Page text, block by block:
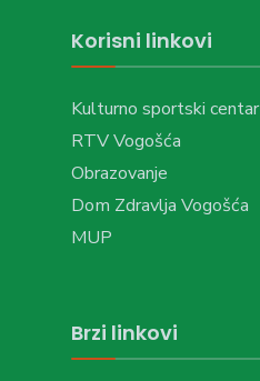
Korisni linkovi
Kulturno sportski centar
RTV Vogošća
Obrazovanje
Dom Zdravlja Vogošća
MUP
Brzi linkovi